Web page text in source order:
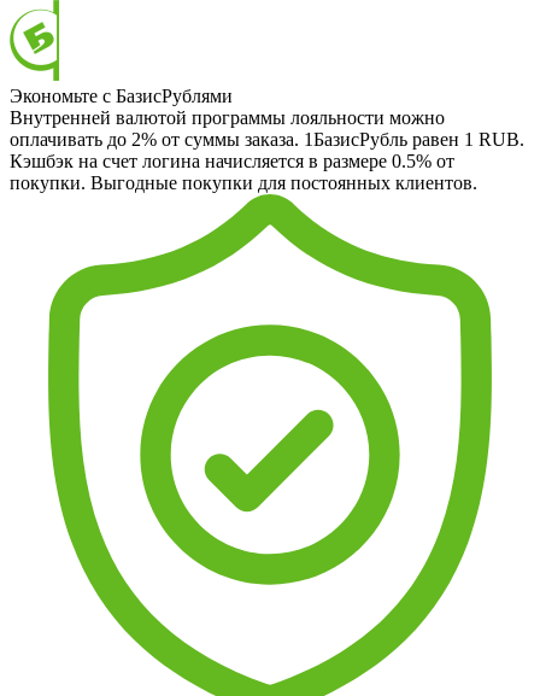
Экономьте с БазисРублями
Внутренней валютой программы лояльности можно
оплачивать до 2% от суммы заказа. 1БазисРубль равен 1 RUB.
Кэшбэк на счет логина начисляется в размере 0.5% от
покупки. Выгодные покупки для постоянных клиентов.